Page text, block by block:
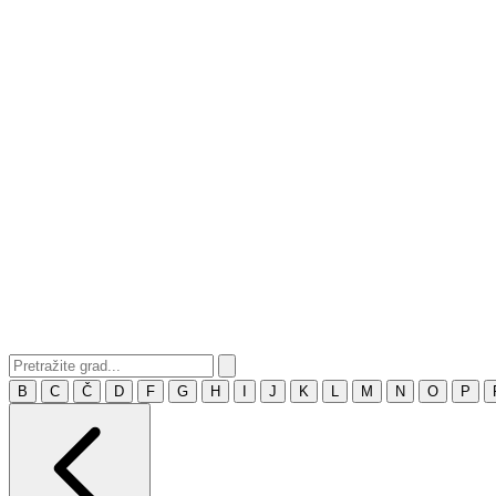
B C Č D F G H J K M N O P